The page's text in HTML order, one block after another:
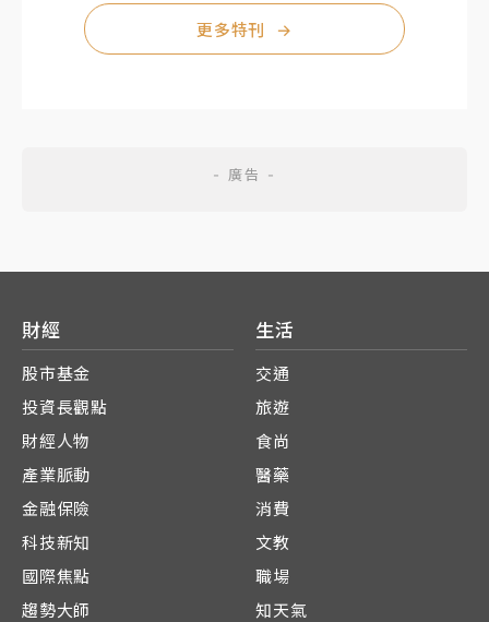
更多特刊 →
財經
股市基金
投資長觀點
財經人物
產業脈動
金融保險
科技新知
國際焦點
趨勢大師
生活
交通
旅遊
食尚
醫藥
消費
文教
職場
知天氣